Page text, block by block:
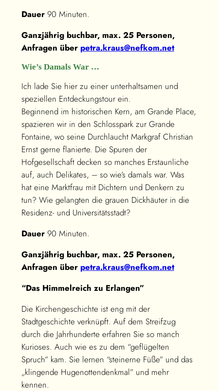
Dauer90 Minuten.
Ganzjährig buchbar, max. 25 Personen,
Anfragen über petra.kraus@nefkom.net
Wie’s Damals War …
Ich lade Sie hier zu einer unterhaltsamen und
speziellen Entdeckungstour ein.
Beginnend im historischen Kern, am Grande Place,
spazieren wir in den Schlosspark zur Grande
Fontaine, wo seine Durchlaucht Markgraf Christian
Ernst gerne flanierte. Die Spuren der
Hofgesellschaft decken so manches Erstaunliche
auf, auch Delikates, – so wie’s damals war. Was
hat eine Marktfrau mit Dichtern und Denkern zu
tun? Wie gelangten die grauen Dickhäuter in die
Residenz- und Universitätsstadt?
Dauer90 Minuten.
Ganzjährig buchbar, max. 25 Personen,
Anfragen über petra.kraus@nefkom.net
“Das Himmelreich zu Erlangen”
Die Kirchengeschichte ist eng mit der
Stadtgeschichte verknüpft. Auf dem Streifzug
durch die Jahrhunderte erfahren Sie so manch
Kurioses. Auch wie es zu dem “geflügelten
Spruch” kam. Sie lernen “steinerne Füße” und das
„klingende Hugenottendenkmal” und mehr
kennen.